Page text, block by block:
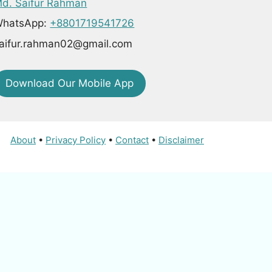
Saifur Rahman
+8801719541726
Download Our Mobile App
About • Privacy Policy • Contact • Disclaimer